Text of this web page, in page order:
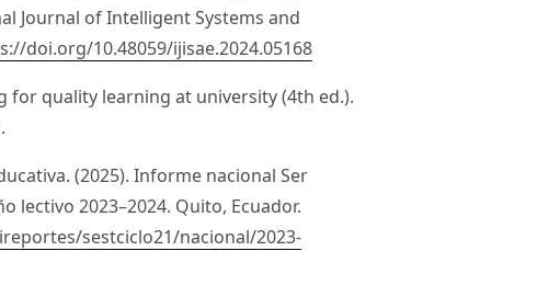
Journal of Intelligent Systems and
doi.org/10.48059/ijisae.2024.05168
for quality learning at university (4th ed.).
(2025). Informe nacional Ser
lectivo 2023–2024. Quito, Ecuador.
sestciclo21/nacional/2023-